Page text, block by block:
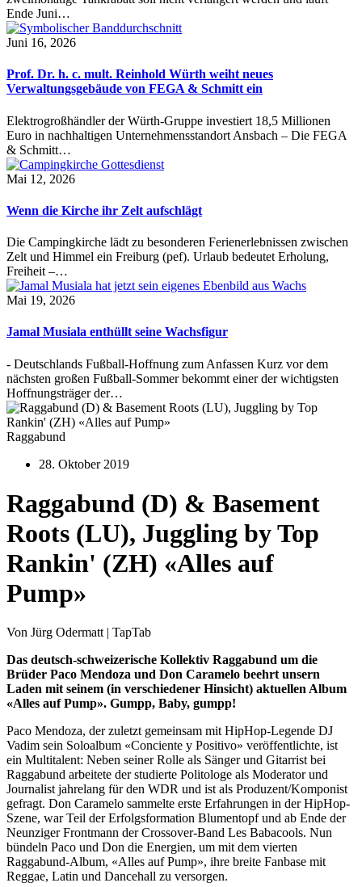
Ende Juni…
Juni 16, 2026
Prof. Dr. h. c. mult. Reinhold Würth weiht neues
Verwaltungsgebäude von FEGA & Schmitt ein
Elektrogroßhändler der Würth-Gruppe investiert 18,5 Millionen
Euro in nachhaltigen Unternehmensstandort Ansbach – Die FEGA
& Schmitt…
Mai 12, 2026
Wenn die Kirche ihr Zelt aufschlägt
Die Campingkirche lädt zu besonderen Ferienerlebnissen zwischen
Zelt und Himmel ein Freiburg (pef). Urlaub bedeutet Erholung,
Freiheit –…
Mai 19, 2026
Jamal Musiala enthüllt seine Wachsfigur
- Deutschlands Fußball-Hoffnung zum Anfassen Kurz vor dem
nächsten großen Fußball-Sommer bekommt einer der wichtigsten
Hoffnungsträger der…
Raggabund
28. Oktober 2019
Raggabund (D) & Basement
Roots (LU), Juggling by Top
Rankin' (ZH) «Alles auf
Pump»
Von Jürg Odermatt | TapTab
Das deutsch-schweizerische Kollektiv Raggabund um die
Brüder Paco Mendoza und Don Caramelo beehrt unsern
Laden mit seinem (in verschiedener Hinsicht) aktuellen Album
«Alles auf Pump». Gumpp, Baby, gumpp!
Paco Mendoza, der zuletzt gemeinsam mit HipHop-Legende DJ
Vadim sein Soloalbum «Conciente y Positivo» veröffentlichte, ist
ein Multitalent: Neben seiner Rolle als Sänger und Gitarrist bei
Raggabund arbeitete der studierte Politologe als Moderator und
Journalist jahrelang für den WDR und ist als Produzent/Komponist
gefragt. Don Caramelo sammelte erste Erfahrungen in der HipHop-
Szene, war Teil der Erfolgsformation Blumentopf und ab Ende der
Neunziger Frontmann der Crossover-Band Les Babacools. Nun
bündeln Paco und Don die Energien, um mit dem vierten
Raggabund-Album, «Alles auf Pump», ihre breite Fanbase mit
Reggae, Latin und Dancehall zu versorgen.